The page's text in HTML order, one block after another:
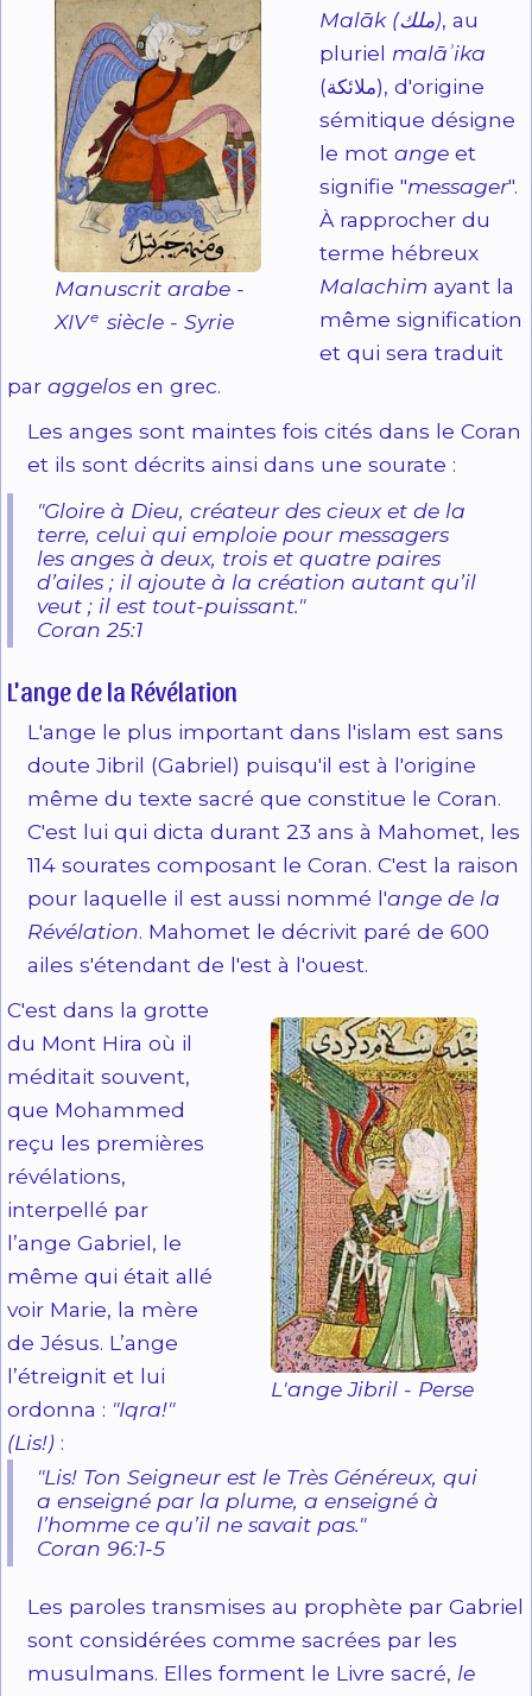
Manuscrit arabe -
XIVe siècle - Syrie
Malāk (ملك), au
pluriel malāʾika
(ملائكة), d'origine
sémitique désigne
le motange et
signifie "messager".
À rapprocher du
terme hébreux
Malachim ayant la
même signification
et qui sera traduit
par aggelos en grec.
Les anges sont maintes fois cités dans le Coran
et ils sont décrits ainsi dans une sourate :
"Gloire à Dieu, créateur des cieux et de la
terre, celui qui emploie pour messagers
les anges à deux, trois et quatre paires
d’ailes ; il ajoute à la création autant qu’il
veut ; il est tout-puissant."
Coran 25:1
L'ange de la Révélation
L'ange le plus important dans l'islam est sans
doute Jibril (Gabriel) puisqu'il est à l'origine
même du texte sacré que constitue le Coran.
C'est lui qui dicta durant 23 ans à Mahomet, les
114 sourates composant le Coran. C'est la raison
pour laquelle il est aussi nommé l'ange de la
Révélation. Mahomet le décrivit paré de 600
ailes s'étendant de l'est à l'ouest.
L'ange Jibril - Perse
C'est dans la grotte
du Mont Hira où il
méditait souvent,
que Mohammed
reçu les premières
révélations,
interpellé par
l’ange Gabriel, le
même qui était allé
voir Marie, la mère
de Jésus. L’ange
l’étreignit et lui
ordonna : "Iqra!"
(Lis!) :
"Lis! Ton Seigneur est le Très Généreux, qui
a enseigné par la plume, a enseigné à
l’homme ce qu’il ne savait pas."
Coran 96:1-5
Les paroles transmises au prophète par Gabriel
sont considérées comme sacrées par les
musulmans. Elles forment le Livre sacré, le